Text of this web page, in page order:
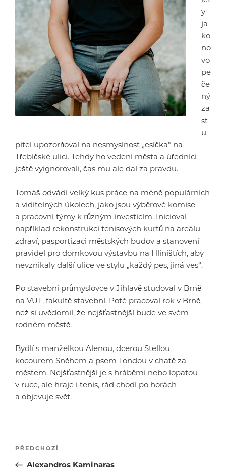
y
ja
ko
no
vo
pe
če
ný
za
st
u
pitel upozorňoval na nesmyslnost „esíčka“ na
Třebíčské ulici. Tehdy ho vedení města a úředníci
ještě vyignorovali, čas mu ale dal za pravdu.
Tomáš odvádí velký kus práce na méně populárních
a viditelných úkolech, jako jsou výběrové komise
a pracovní týmy k různým investicím. Inicioval
například rekonstrukci tenisových kurtů na areálu
zdraví, pasportizaci městských budov a stanovení
pravidel pro domkovou výstavbu na Hliništích, aby
nevznikaly další ulice ve stylu „každý pes, jiná ves“.
Po stavební průmyslovce v Jihlavě studoval v Brně
na VUT, fakultě stavební. Poté pracoval rok v Brně,
než si uvědomil, že nejšťastnější bude ve svém
rodném městě.
Bydlí s manželkou Alenou, dcerou Stellou,
kocourem Sněhem a psem Tondou v chatě za
městem. Nejšťastnější je s hráběmi nebo lopatou
v ruce, ale hraje i tenis, rád chodí po horách
a objevuje svět.
Navigace
Předchozí
příspěvek
PŘEDCHOZÍ
Alexandros Kaminaras